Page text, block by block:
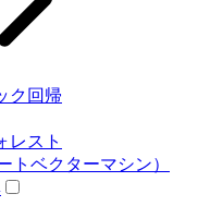
ク回帰
レスト
トベクターマシン）